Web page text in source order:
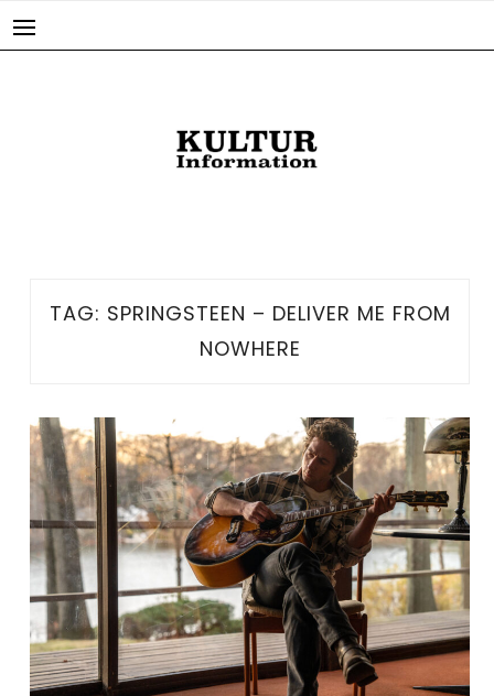
TAG: SPRINGSTEEN – DELIVER ME FROM
NOWHERE